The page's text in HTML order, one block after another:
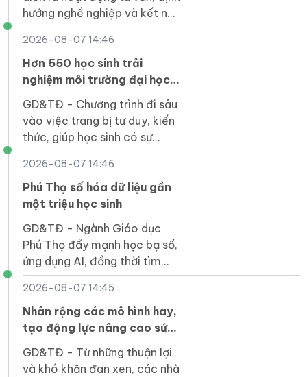
hướng nghề nghiệp và kết nối
tuyển dụng, góp phần giúp
người khuyết tật tiếp cận
việc làm.
2026-08-07 14:46
Hơn 550 học sinh trải
nghiệm môi trường đại học
GD&TĐ - Chương trình đi sâu
vào việc trang bị tư duy, kiến
thức, giúp học sinh có sự
chuẩn bị tốt nhất trước khi
bước vào môi trường đại học.
2026-08-07 14:46
Phú Thọ số hóa dữ liệu gần
một triệu học sinh
GD&TĐ - Ngành Giáo dục
Phú Thọ đẩy mạnh học bạ số,
ứng dụng AI, đồng thời tìm
giải pháp khắc phục hạn chế
về hạ tầng tại vùng khó khăn.
2026-08-07 14:45
Nhân rộng các mô hình hay,
tạo động lực nâng cao sức
GD&TĐ - Từ những thuận lợi
và khó khăn đan xen, các nhà